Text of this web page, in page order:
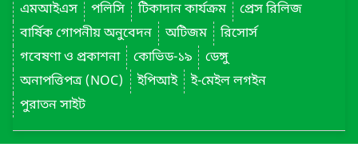
এমআইএস
পলিসি টিকাদান কার্যক্রম
প্রেস রিলিজ
বার্ষিক গোপনীয় অনুবেদন
অটিজম
রিসোর্স
গবেষণা ও প্রকাশনা
কোভিড-১৯
ডেঙ্গু
অনাপত্তিপত্র (NOC)
ইপিআই
ই-মেইল লগইন
পুরাতন সাইট